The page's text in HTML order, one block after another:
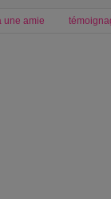
une amie